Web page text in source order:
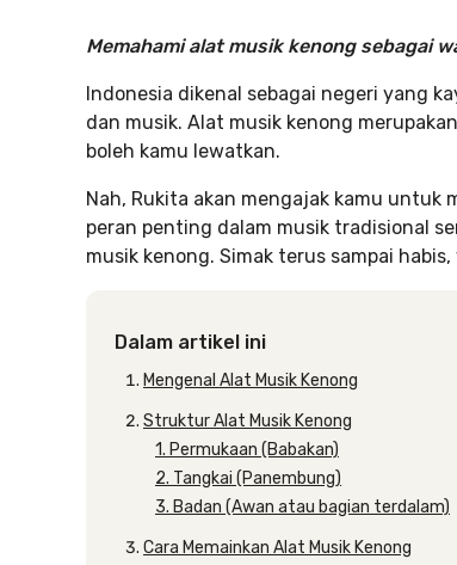
Memahami alat musik kenong sebagai
Indonesia dikenal sebagai negeri yang
dan musik. Alat musik kenong
boleh kamu lewatkan.
Nah, Rukita akan mengajak kamu untuk
peran penting dalam musik tradisional
musik kenong. Simak terus sampai habis,
Dalam artikel ini
Mengenal Alat Musik Kenong
Struktur Alat Musik Kenong
1. Permukaan (Babakan)
2. Tangkai (Panembung)
3. Badan (Awan atau bagian terdalam)
Cara Memainkan Alat Musik Kenong